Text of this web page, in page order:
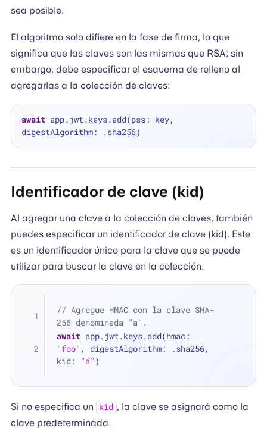
sea posible.
El algoritmo solo difiere en la fase de firma, lo que
significa que las claves son las mismas que RSA; sin
embargo, debe especificar el esquema de relleno al
agregarlas a la colección de claves:
await app.jwt.keys.add(pss: key,
Identificador de clave (kid)
Al agregar una clave a la colección de claves, también
puedes especificar un identificador de clave (kid). Este
es un identificador único para la clave que se puede
utilizar para buscar la clave en la colección.
// Agregue HMAC con la clave SHA-
256 denominada "a".
await
"foo" , digestAlgorithm: .sha256,
kid: "a" )
Si no especifica un kid , la clave se asignará como la
clave predeterminada.